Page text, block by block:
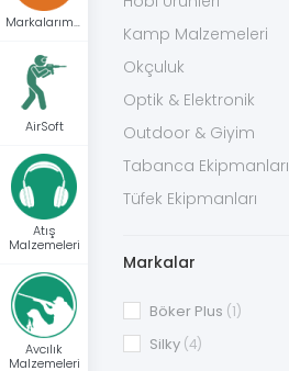
AirSoft
Atış
Malzemeleri
Avcılık
Malzemeleri
Kamp Malzemeleri
Okçuluk
Optik & Elektronik
Outdoor & Giyim
Tabanca Ekipmanları
Tüfek Ekipmanları
Markalar
Böker Plus (1)
Silky (4)